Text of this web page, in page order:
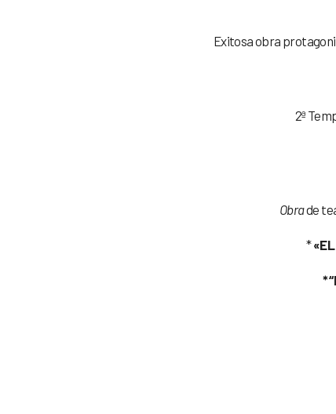
Exitosa obra
2ª
Obrade
*«EL
*